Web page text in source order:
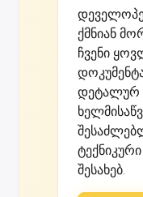
ქმნიან
ჩვენი
დეტალურ
შესახებ.